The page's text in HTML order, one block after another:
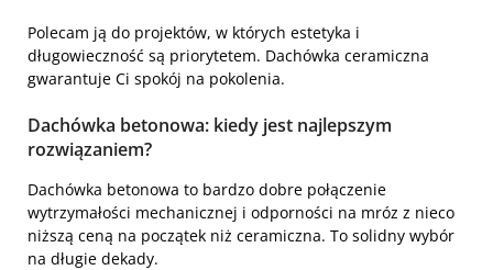
Polecam ją do projektów, w których estetyka i
długowieczność są priorytetem. Dachówka ceramiczna
gwarantuje Ci spokój na pokolenia.
Dachówka betonowa: kiedy jest najlepszym
rozwiązaniem?
Dachówka betonowa to bardzo dobre połączenie
wytrzymałości mechanicznej i odporności na mróz z nieco
niższą ceną na początek niż ceramiczna. To solidny wybór
na długie dekady.